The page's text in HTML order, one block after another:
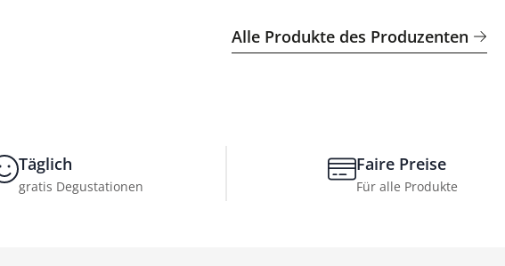
Alle Produkte des Produzenten
Täglich
gratis Degustationen
Faire Preise
Für alle Produkte